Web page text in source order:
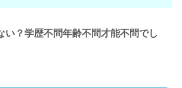
い？学歴不問年齢不問才能不問でし